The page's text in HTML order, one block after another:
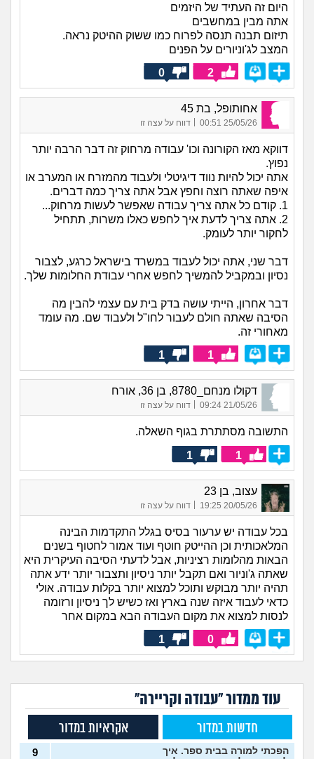
היום זה העתיד של היזמים
אתה מבין במחשבים
תיזום תבנה תנסה לפרוח כמו ששוק ההיטק נראה.
המצב לג'וניורים על הפנים
2
0
אחותופל, בת 45
25/05/26 00:51 דווח על עצה זו
דווקא מאז הקורונה וכו' עבודה מרחוק זה דבר הרבה יותר
נפוץ.
אתה יכול להיות נווד דיגיטלי ולעבוד מהמזרח או המערב או
איפה שאתה רוצה וחפץ אבל אתה צריך כמה דברים.
1. קודם כל אתה צריך עבודה שאפשר לעשות מרחוק...
2. אתה צריך לדעת איך לחפש כאלו משרות, תתחיל
לחקור יותר לעומק.
דבר שני, אתה יכול לעבוד במשרד בישראל כרגע, לצבור
נסיון ובמקביל להמשיך לחפש אחרי עבודת החלומות שלך.
דבר אחרון, הייתי עושה בדק בית עם עצמי להבין מה
הסיבה שאתה חולם לעבור לחו"ל ולעבוד שם. מה עומד
מאחורי זה.
1
1
דקולו מנחם_8780, בן 36, אורח
21/05/26 09:24 דווח על עצה זו
התשובה מסתתרת בגוף השאלה.
1
1
עצוב, בן 23
20/05/26 19:25
| דווח על עצה זו
בכל עבודה יש ערעור בסיס בגלל התקדמות הבינה
המלאכותית וכן ההייטק חוטף ועוד אמור לחטוף בשנים
הבאות מהלומות רציניות, אבל לדעתי הסיבה העיקרית היא
שאתה ג'וניור ואם תקבל יותר ניסיון ותצבור יותר ידע אתה
תהיה יותר מבוקש ותוכל למצוא יותר בקלות עבודה. אולי
כדאי לעבוד איזה שנה בארץ ואז כשיש לך ניסיון ורזומה
לנסות למצוא את מקום העבודה הבא במקום אחר
0
1
עוד ממדור "עבודה וקריירה"
חדשות במדור אקראיות במדור
הפכתי למורה בבית ספר. איך
9